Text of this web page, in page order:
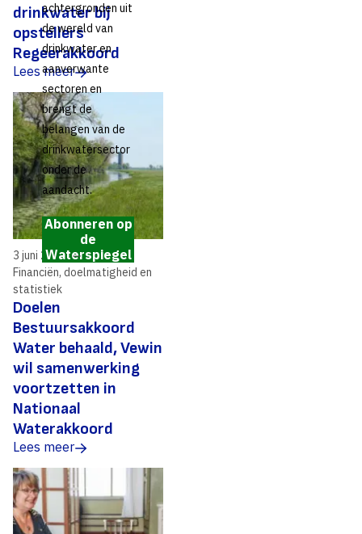
drinkwater bij
opstellers
Regeerakkoord
Lees meer
Doelen
Bestuursakkoord
Water behaald, Vewin
wil samenwerking
voortzetten in
Nationaal
Waterakkoord
3 juni 2021
Financiën, doelmatigheid en
statistiek
Lees meer
achtergronden uit
de wereld van
drinkwater en
aanverwante
sectoren en
brengt de
belangen van de
drinkwatersector
onder de
aandacht.
Abonneren op
de
Waterspiegel